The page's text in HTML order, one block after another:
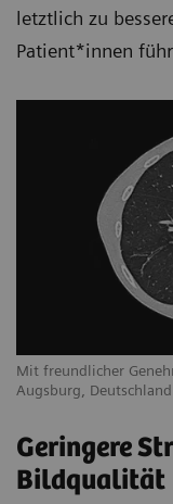
letztlich zu
Patient*innen
Mit freundlicher
Augsburg, Deutschland
Geringere
Bildqualität